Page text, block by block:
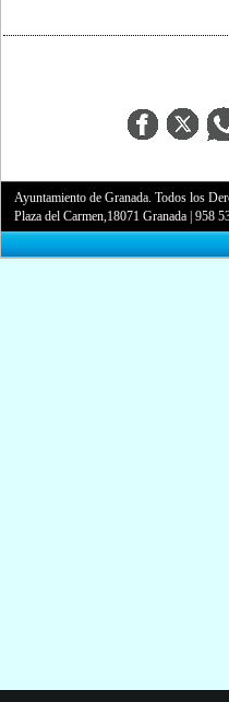
Ayuntamiento de Granada. Todos los
Plaza del Carmen,18071 Granada |958